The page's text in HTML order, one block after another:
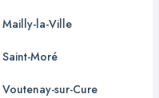
Mailly-la-Ville
Saint-Moré
Voutenay-sur-Cure